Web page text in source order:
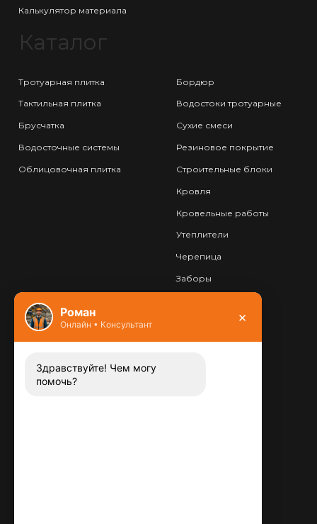
Калькулятор материала
Каталог
Тротуарная плитка
Тактильная плитка
Брусчатка
Водосточные системы
Облицовочная плитка
Бордюр
Водостоки тротуарные
Сухие смеси
Резиновое покрытие
Строительные блоки
Кровля
Кровельные работы
Утеплители
Черепица
Заборы
Контакты
Заказать звонок
Роман
Онлайн • Консультант ×
Здравствуйте! Чем могу
помочь?